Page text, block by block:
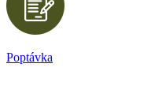
Poptávka